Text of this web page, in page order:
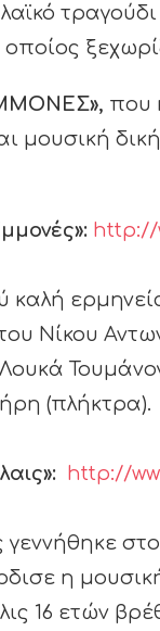
οποίος
που
μουσική
http://
καλή
του Νίκου
(πλήκτρα).
http://
γεννήθηκε
η
16 ετών